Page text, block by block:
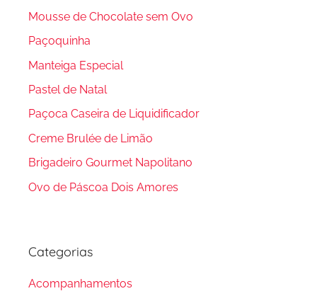
Mousse de Chocolate sem Ovo
Paçoquinha
Manteiga Especial
Pastel de Natal
Paçoca Caseira de Liquidificador
Creme Brulée de Limão
Brigadeiro Gourmet Napolitano
Ovo de Páscoa Dois Amores
Categorias
Acompanhamentos